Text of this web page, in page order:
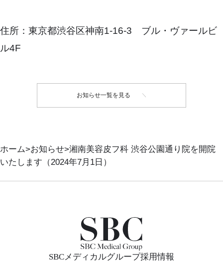
住所：東京都渋谷区神南1-16-3 ブル・ヴァールビ
ル4F
お知らせ一覧を見る
ホーム お知らせ 湘南美容皮フ科 渋谷公園通り院を開院
いたします（2024年7月1日）
SBCメディカルグループ採用情報